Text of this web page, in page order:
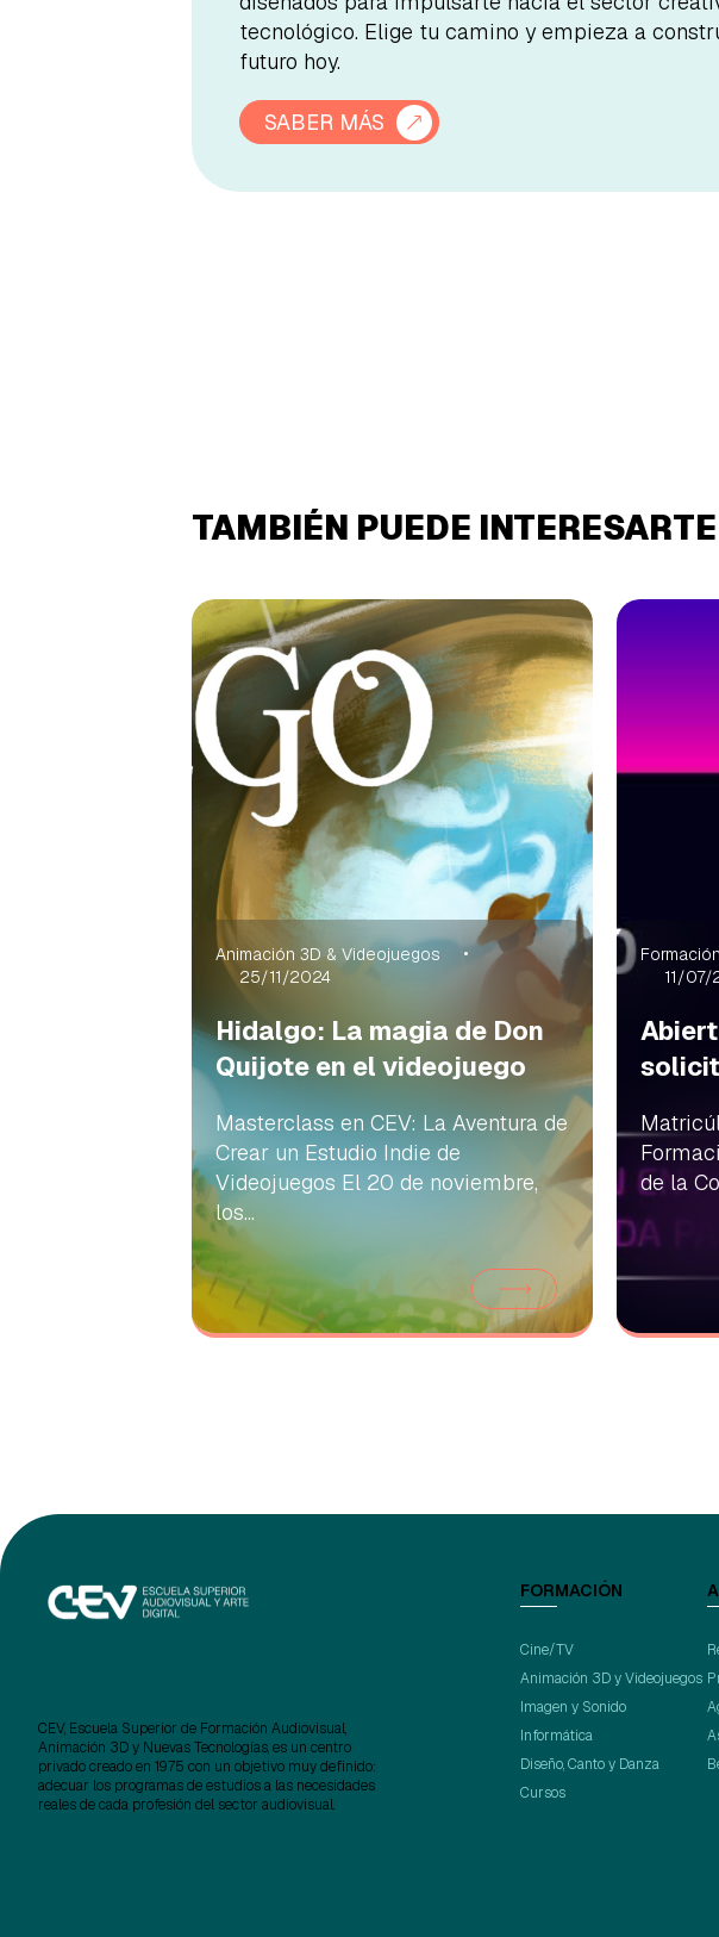
tecnológico. Elige tu camino y empieza a
futuro hoy.
SABER MÁS
TAMBIÉN PUEDE INTERESARTE
Animación 3D & Videojuegos
25/11/2024
Hidalgo: La magia de Don
Quijote en el videojuego
Masterclass en CEV: La Aventura de
Crear un Estudio Indie de
Videojuegos El 20 de noviembre,
los...
11/07/
de la
CEV, Escuela Superior de Formación Audiovisual,
Animación 3D y Nuevas Tecnologías, es un centro
privado creado en 1975 con un objetivo muy definido:
adecuar los programas de estudios a las necesidades
reales de cada profesión del sector audiovisual.
FORMACIÓN
Cine/TV
Animación 3D y Videojuegos
Imagen y Sonido
Informática
Diseño, Canto y Danza
Cursos